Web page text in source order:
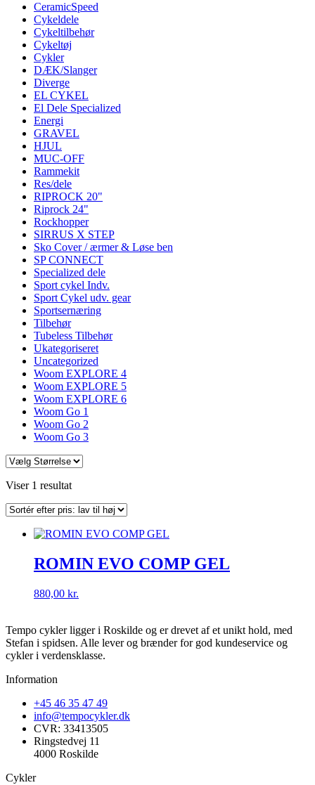
CeramicSpeed
Cykeldele
Cykeltilbehør
Cykeltøj
Cykler
DÆK/Slanger
Diverge
EL CYKEL
El Dele Specialized
Energi
GRAVEL
HJUL
MUC-OFF
Rammekit
Res/dele
RIPROCK 20"
Riprock 24"
Rockhopper
SIRRUS X STEP
Sko Cover / ærmer & Løse ben
SP CONNECT
Specialized dele
Sport cykel Indv.
Sport Cykel udv. gear
Sportsernæring
Tilbehør
Tubeless Tilbehør
Ukategoriseret
Uncategorized
Woom EXPLORE 4
Woom EXPLORE 5
Woom EXPLORE 6
Woom Go 1
Woom Go 2
Woom Go 3
Viser 1 resultat
ROMIN EVO COMP GEL
880,00 kr.
Tempo cykler ligger i Roskilde og er drevet af et unikt hold, med
Stefan i spidsen. Alle lever og brænder for god kundeservice og
cykler i verdensklasse.
Information
+45 46 35 47 49
info@tempocykler.dk
CVR: 33413505
Ringstedvej 11
4000 Roskilde
Cykler